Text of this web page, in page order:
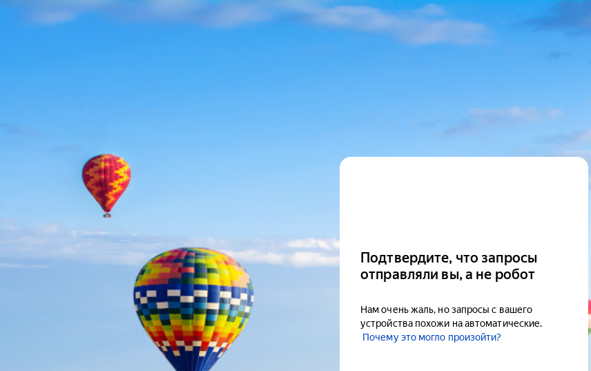
Подтвердите, что запросы
отправляли вы, а не робот
Нам очень жаль, но запросы с вашего
устройства похожи на автоматические.
Почему это могло произойти?